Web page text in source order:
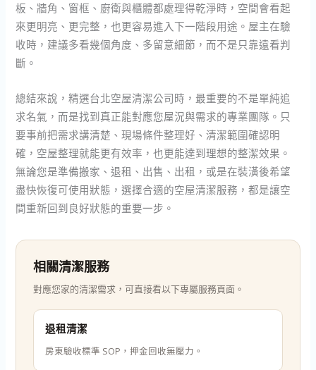
板、牆角、窗框、廚衛與櫃體都處理得乾淨時，空間會看起
來更明亮、更完整，也更容易進入下一階段用途。屋主在驗
收時，建議多看幾個角度、多留意細節，而不是只靠遠看判
斷。
總結來說，精選台北空屋清潔公司時，最重要的不是單純追
求名氣，而是找到真正能對應您屋況與需求的專業團隊。只
要事前把需求講清楚、現場條件整理好、清潔範圍確認明
確，空屋整理就能更有效率，也更能達到理想的整潔效果。
無論您是準備搬家、退租、出售、出租，或是在裝潢後希望
盡快恢復可使用狀態，選擇合適的空屋清潔服務，都是讓空
間重新回到良好狀態的重要一步。
相關清潔服務
對應您家的清潔需求，可直接看以下專屬服務頁面。
退租清潔
房東驗收標準 SOP，押金回收無壓力。